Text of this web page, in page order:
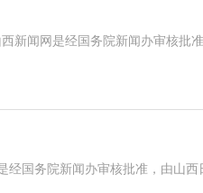
新闻网是经国务院新闻办审核批
经国务院新闻办审核批准，由山西